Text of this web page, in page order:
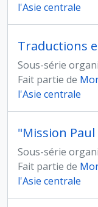
l'Asie centrale
Sous-série
Fait partie de
l'Asie centrale
"Mission
Sous-série
Fait partie de
l'Asie centrale